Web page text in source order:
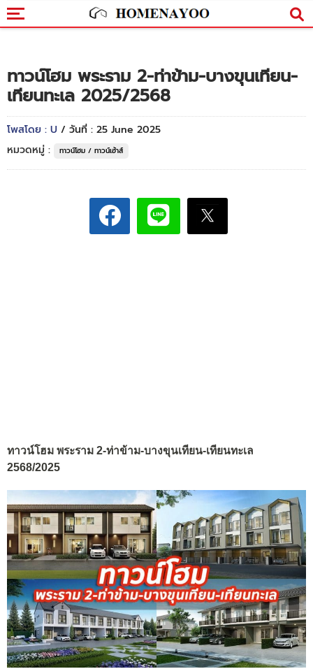
ทาวน์โฮม พระราม 2-ท่าข้าม-บางขุนเทียน-
เทียนทะเล 2025/2568
โพสโดย : U / วันที่ : 25 June 2025
หมวดหมู่ :
ทาวน์โฮม / ทาวน์เฮ้าส์
ทาวน์โฮม พระราม 2-ท่าข้าม-บางขุนเทียน-เทียนทะเล
2568/2025